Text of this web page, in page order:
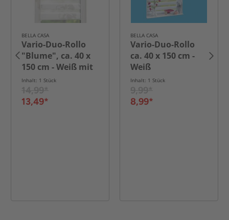
BELLA CASA
Vario-Duo-Rollo
"Blume", ca. 40 x
150 cm - Weiß mit
Motiv
Inhalt: 1 Stück
13,49*
BELLA CASA
Vario-Duo-Rollo
ca. 40 x 150 cm -
Weiß
Inhalt: 1 Stück
8,99*